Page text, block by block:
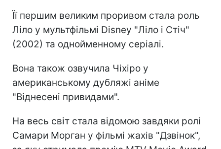
Її першим великим проривом стала роль
Ліло у мультфільмі Disney "Ліло і Стіч"
(2002) та однойменному серіалі.
Вона також озвучила Чіхіро у
американському дубляжі аніме
"Віднесені привидами".
На весь світ стала відомою завдяки ролі
Самари Морган у фільмі жахів "Дзвінок",